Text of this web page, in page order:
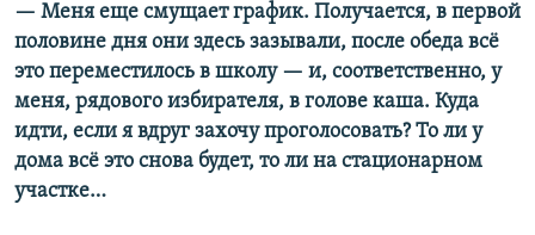
— Меня еще смущает график. Получается, в первой
половине дня они здесь зазывали, после обеда всё
это переместилось в школу — и, соответственно, у
меня, рядового избирателя, в голове каша. Куда
идти, если я вдруг захочу проголосовать? То ли у
дома всё это снова будет, то ли на стационарном
участке…